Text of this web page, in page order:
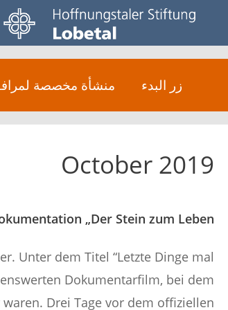
content
زر البدء منشأة مخصصة
October 2019
„Der Stein zum Leben“
Unter dem Titel “Letzte Dinge mal
Dokumentarfilm, bei dem
Drei Tage vor dem offiziellen